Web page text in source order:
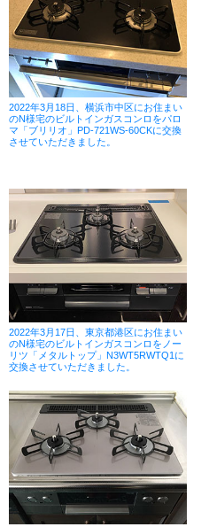
2022年3月18日、横浜市中区にお住まい
のN様宅のビルトインガスコンロをパロ
マ「ブリリオ」PD-721WS-60CKに交換
させていただきました。
2022年3月17日、東京都港区にお住まい
のN様宅のビルトインガスコンロをノー
リツ「メタルトップ」N3WT5RWTQ1に
交換させていただきました。